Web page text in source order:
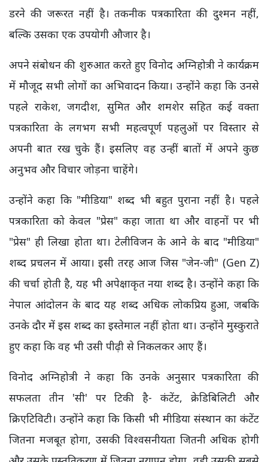
डरने की जरूरत नहीं है। तकनीक पत्रकारिता की दुश्मन नहीं,
बल्कि उसका एक उपयोगी औजार है।
अपने संबोधन की शुरुआत करते हुए विनोद अग्निहोत्री ने कार्यक्रम
में मौजूद सभी लोगों का अभिवादन किया। उन्होंने कहा कि उनसे
पहले राकेश, जगदीश, सुमित और शमशेर सहित कई वक्ता
पत्रकारिता के लगभग सभी महत्वपूर्ण पहलुओं पर विस्तार से
अपनी बात रख चुके हैं। इसलिए वह उन्हीं बातों में अपने कुछ
अनुभव और विचार जोड़ना चाहेंगे।
उन्होंने कहा कि "मीडिया" शब्द भी बहुत पुराना नहीं है। पहले
पत्रकारिता को केवल "प्रेस" कहा जाता था और वाहनों पर भी
"प्रेस" ही लिखा होता था। टेलीविजन के आने के बाद "मीडिया"
शब्द प्रचलन में आया। इसी तरह आज जिस "जेन-जी" (Gen Z)
की चर्चा होती है, यह भी अपेक्षाकृत नया शब्द है। उन्होंने कहा कि
नेपाल आंदोलन के बाद यह शब्द अधिक लोकप्रिय हुआ, जबकि
उनके दौर में इस शब्द का इस्तेमाल नहीं होता था। उन्होंने मुस्कुराते
हुए कहा कि वह भी उसी पीढ़ी से निकलकर आए हैं।
विनोद अग्निहोत्री ने कहा कि उनके अनुसार पत्रकारिता की
सफलता तीन 'सी' पर टिकी है- कंटेंट, क्रेडिबिलिटी और
क्रिएटिविटी। उन्होंने कहा कि किसी भी मीडिया संस्थान का कंटेंट
जितना मजबूत होगा, उसकी विश्वसनीयता जितनी अधिक होगी